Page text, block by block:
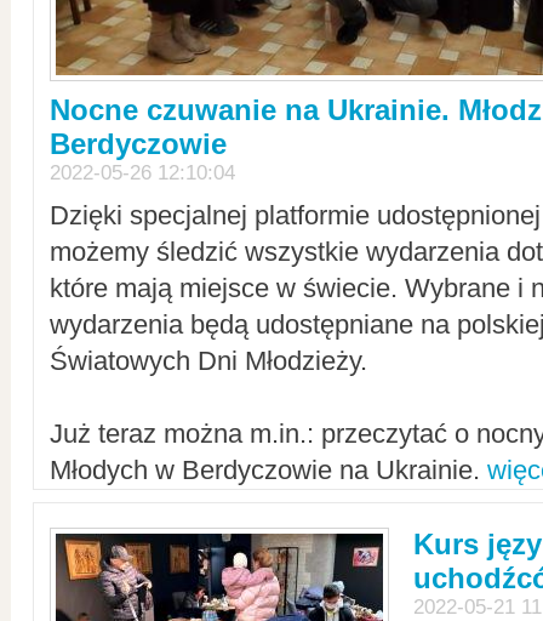
Nocne czuwanie na Ukrainie.
Berdyczowie
2022-05-26 12:10:04
Dzięki specjalnej platformie
możemy śledzić wszystkie wydarzenia
które mają miejsce w świecie. Wybrane i
wydarzenia będą udostępniane na
Światowych Dni Młodzieży.
Już teraz można m.in.: przeczytać o
Młodych w Berdyczowie na Ukrainie.
Kurs
2022-05-21